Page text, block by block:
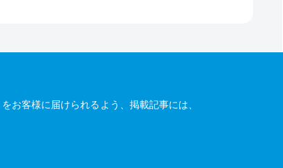
お客様に届けられるよう、掲載記事には、